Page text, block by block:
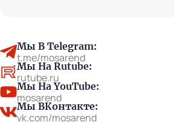
Мы В Telegram:
t.me/mosarend
Мы На Rutube:
rutube.ru
Мы На YouTube:
mosarend
Мы ВКонтакте:
vk.com/mosarend